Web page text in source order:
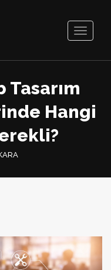
Toggle
Tasarım
Hangi